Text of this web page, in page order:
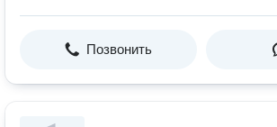
Позвонить